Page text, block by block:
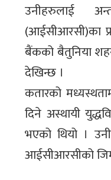
उनीहरुलाई
(आईसीआरसी)का
बैंकको बैतुनिया
देखिन्छ ।
कतारको
दिने अस्थायी
भएको थियो ।
आईसीआरसीको